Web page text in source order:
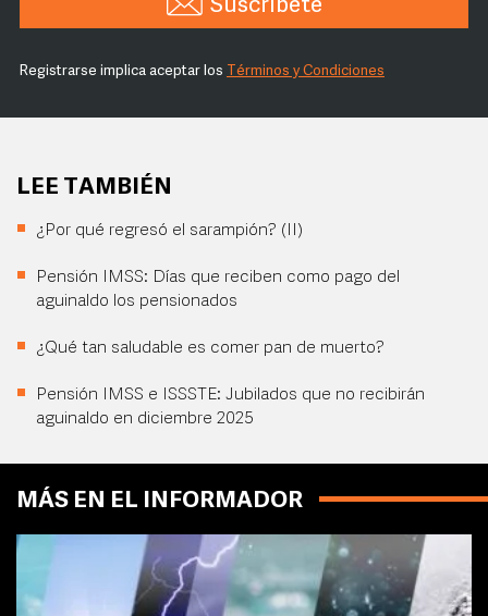
Suscríbete
Registrarse implica aceptar los Términos y Condiciones
LEE TAMBIÉN
¿Por qué regresó el sarampión? (II)
Pensión IMSS: Días que reciben como pago del
aguinaldo los pensionados
¿Qué tan saludable es comer pan de muerto?
Pensión IMSS e ISSSTE: Jubilados que no recibirán
aguinaldo en diciembre 2025
MÁS EN EL INFORMADOR